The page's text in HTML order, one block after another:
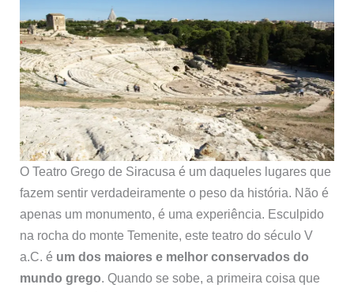
O Teatro Grego de Siracusa é um daqueles lugares que
fazem sentir verdadeiramente o peso da história. Não é
apenas um monumento, é uma experiência. Esculpido
na rocha do monte Temenite, este teatro do século V
a.C. é um dos maiores e melhor conservados do
mundo grego. Quando se sobe, a primeira coisa que